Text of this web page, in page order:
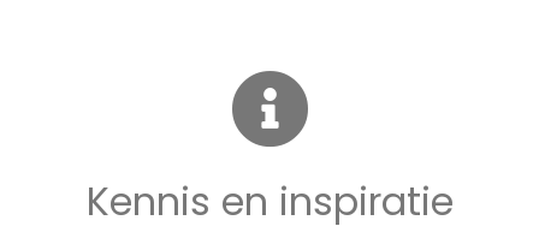
Kennis en inspiratie